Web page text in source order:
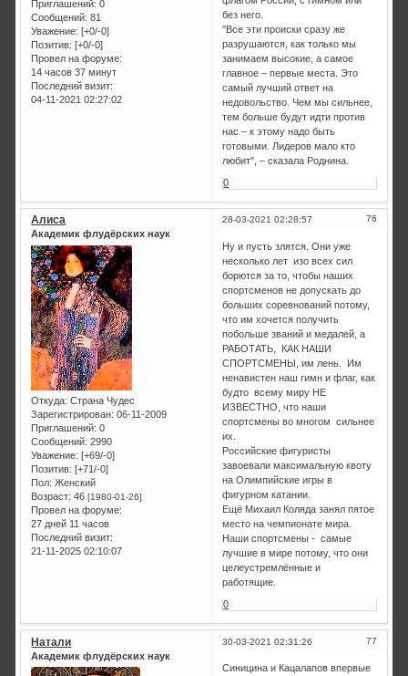
Приглашений: 0
Сообщений: 81
Уважение: [+0/-0]
Позитив: [+0/-0]
Провел на форуме:
14 часов 37 минут
Последний визит:
04-11-2021 02:27:02
без него.
"Все эти происки сразу же
разрушаются, как только мы
занимаем высокие, а самое
главное – первые места. Это
самый лучший ответ на
недовольство. Чем мы сильнее,
тем больше будут идти против
нас – к этому надо быть
готовыми. Лидеров мало кто
любит", – сказала Роднина.
0
76
28-03-2021 02:28:57
Алиса
Академик флудёрских наук
Откуда: Страна Чудес
Зарегистрирован: 06-11-2009
Приглашений: 0
Сообщений: 2990
Уважение: [+69/-0]
Позитив: [+71/-0]
Пол: Женский
Возраст: 46[1980-01-26]
Провел на форуме:
27 дней 11 часов
Последний визит:
21-11-2025 02:10:07
Ну и пусть злятся. Они уже
несколько лет изо всех сил
борются за то, чтобы наших
спортсменов не допускать до
больших соревнований потому,
что им хочется получить
побольше званий и медалей, а
РАБОТАТЬ, КАК НАШИ
СПОРТСМЕНЫ, им лень. Им
ненавистен наш гимн и флаг, как
будто всему миру НЕ
ИЗВЕСТНО, что наши
спортсмены во многом сильнее
их.
Российские фигуристы
завоевали максимальную квоту
на Олимпийские игры в
фигурном катании.
Ещё Михаил Коляда занял пятое
место на чемпионате мира.
Наши спортсмены - самые
лучшие в мире потому, что они
целеустремлённые и
работящие.
0
77
30-03-2021 02:31:26
Натали
Академик флудёрских наук
Синицина и Кацалапов впервые